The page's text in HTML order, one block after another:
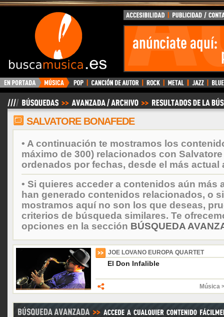
BuscaMusica.es
SALVATORE BONAFEDE
• A continuación te mostramos los
máximo de 300) relacionados con
ordenados por fechas, desde el más actual
• Si quieres acceder a contenidos aún más
han generado contenidos relacionados, o
mostramos aquí no son los que deseas,
criterios de búsqueda similares. Te
opciones en la sección BÚSQUEDA
JOE LOVANO EUROPA QUARTET
El Don Infalible
Música